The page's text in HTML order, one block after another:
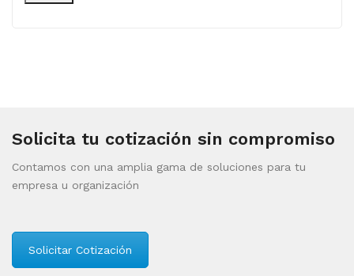
Solicita tu cotización sin compromiso
Contamos con una amplia gama de soluciones para tu
empresa u organización
Solicitar Cotización